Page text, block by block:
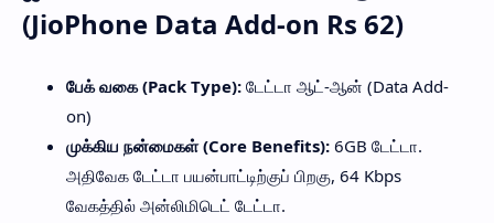
(JioPhone Data Add-on Rs 62)
பேக் வகை (Pack Type): டேட்டா ஆட்-ஆன் (Data Add-
on)
முக்கிய நன்மைகள் (Core Benefits): 6GB டேட்டா.
அதிவேக டேட்டா பயன்பாட்டிற்குப் பிறகு, 64 Kbps
வேகத்தில் அன்லிமிடெட் டேட்டா.